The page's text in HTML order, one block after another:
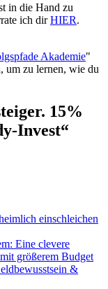
in die Hand zu
ich dirHIER.
Akademie"
um zu lernen, wie du
15%
Invest“
einschleichen
Eine clevere
größerem Budget
&